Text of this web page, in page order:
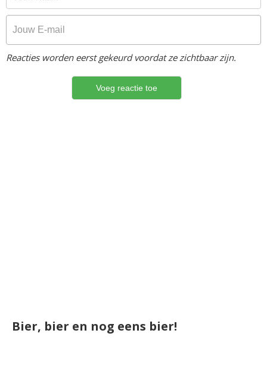
Reacties worden eerst gekeurd voordat ze zichtbaar zijn.
Bier, bier en nog eens bier!